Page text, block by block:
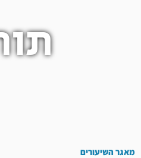
מאגר השיעורים